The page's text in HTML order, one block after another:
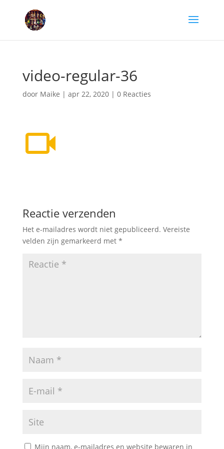
video-regular-36
door Maike | apr 22, 2020| 0 Reacties
Reactie verzenden
Het e-mailadres wordt niet gepubliceerd. Vereiste
velden zijn gemarkeerd met *
Mijn naam, e-mailadres en website bewaren in